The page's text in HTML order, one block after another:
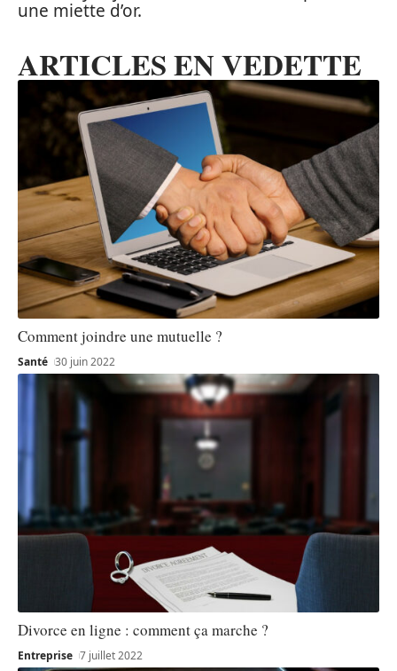
une miette d’or.
ARTICLES EN VEDETTE
Comment joindre une mutuelle ?
Santé 30 juin 2022
Divorce en ligne : comment ça marche ?
Entreprise 7 juillet 2022